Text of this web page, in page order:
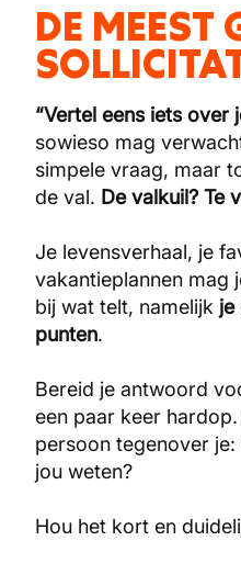
DE MEEST
“Vertel eens iets over
sowieso mag
simpele vraag, maar
de val. De valkuil? Te
Je levensverhaal, je
vakantieplannen mag
bij wat telt, namelijk je
punten.
Bereid je antwoord
een paar keer
persoon tegenover
jou weten?
Hou het kort en